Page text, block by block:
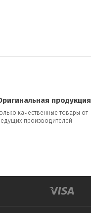
продукция
качественные товары от
производителей